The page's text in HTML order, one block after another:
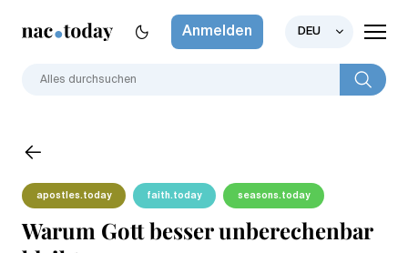
Anmelden DEU
apostles.today faith.today seasons.today
Warum Gott besser unberechenbar